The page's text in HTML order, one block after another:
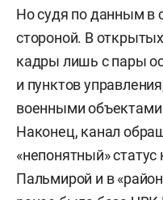
Но судя по данным в
стороной. В
кадры лишь с пары
и пунктов
военными объектами
Наконец, канал
«непонятный»
Пальмирой и в